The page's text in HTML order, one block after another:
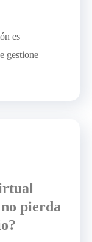
es
gestione
pierda